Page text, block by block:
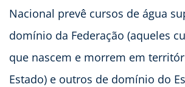
Nacional prevê cursos de água
domínio da Federação (aqueles
que nascem e morrem em
Estado) e outros de domínio do